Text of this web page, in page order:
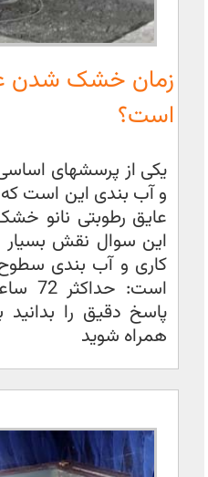
زمان خشک شدن
است؟
یکی از پرسشهای
و آب بندی این است که
عایق رطوبتی نانو
این سوال نقش
کاری و آب بندی سطوح
است:
پاسخ دقیق را بدانید
همراه شوید